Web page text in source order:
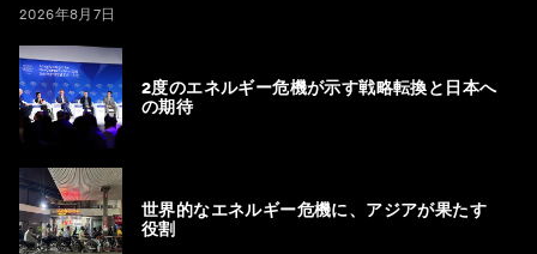
2026年8月7日
2度のエネルギー危機が示す戦略転換と日本へ
の期待
世界的なエネルギー危機に、アジアが果たす
役割